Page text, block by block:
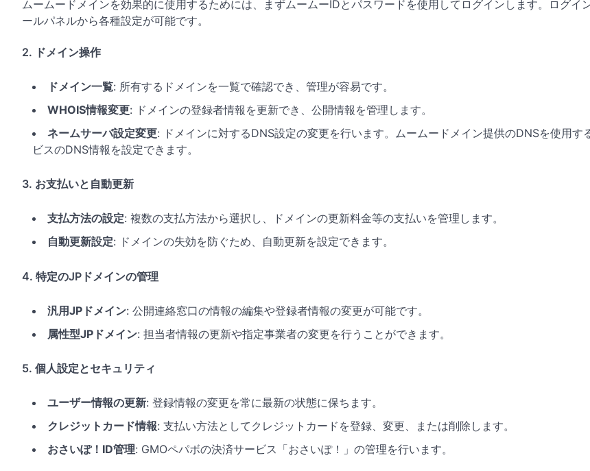
ムームードメインを効果的に使用するためには、まずムームーIDとパスワードを使用してログインします。ログイ
ールパネルから各種設定が可能です。
2. ドメイン操作
ドメイン一覧: 所有するドメインを一覧で確認でき、管理が容易です。
WHOIS情報変更: ドメインの登録者情報を更新でき、公開情報を管理します。
ネームサーバ設定変更: ドメインに対するDNS設定の変更を行います。ムームードメイン提供のDNSを使用す
ビスのDNS情報を設定できます。
3. お支払いと自動更新
支払方法の設定: 複数の支払方法から選択し、ドメインの更新料金等の支払いを管理します。
自動更新設定: ドメインの失効を防ぐため、自動更新を設定できます。
4. 特定のJPドメインの管理
汎用JPドメイン: 公開連絡窓口の情報の編集や登録者情報の変更が可能です。
属性型JPドメイン: 担当者情報の更新や指定事業者の変更を行うことができます。
5. 個人設定とセキュリティ
ユーザー情報の更新: 登録情報の変更を常に最新の状態に保ちます。
クレジットカード情報: 支払い方法としてクレジットカードを登録、変更、または削除します。
おさいぽ！ID管理: GMOペパボの決済サービス「おさいぽ！」の管理を行います。